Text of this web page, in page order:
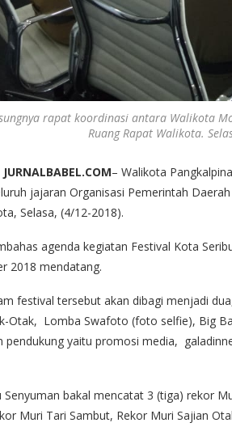
rapat koordinasi antara Walikota
Ruang Rapat Walikota.
– Walikota
jajaran Organisasi Pemerintah
Selasa, (4/12-2018).
agenda kegiatan Festival Kota
2018 mendatang.
festival tersebut akan dibagi menjadi
Otak, Lomba Swafoto (foto selfie), Big
pendukung yaitu promosi media,
Senyuman bakal mencatat 3 (tiga) rekor
Muri Tari Sambut, Rekor Muri Sajian